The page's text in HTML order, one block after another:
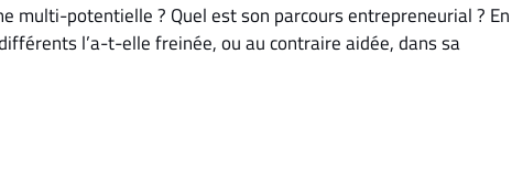
multi-potentielle ? Quel est son parcours entrepreneurial ? En
l’a-t-elle freinée, ou au contraire aidée, dans sa